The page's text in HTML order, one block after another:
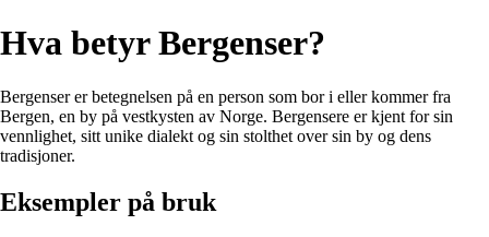
Hva betyr Bergenser?
Bergenser er betegnelsen på en person som bor i eller kommer fra
Bergen, en by på vestkysten av Norge. Bergensere er kjent for sin
vennlighet, sitt unike dialekt og sin stolthet over sin by og dens
tradisjoner.
Eksempler på bruk